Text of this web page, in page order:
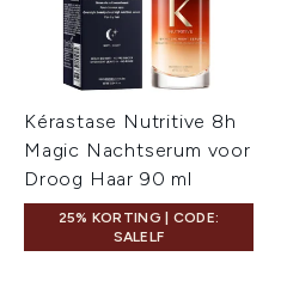
Kérastase Nutritive 8h
Magic Nachtserum voor
Droog Haar 90 ml
25% KORTING | CODE:
SALELF